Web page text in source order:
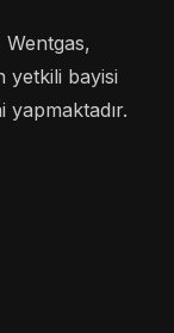
yetkili bayisi
yapmaktadır.